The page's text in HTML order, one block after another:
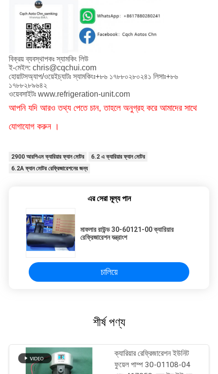
বিক্রয় ব্যবস্থাপকঃ স্যামকিং লিউ
ই-মেইল: chris@cqchui.com
হোয়াটসঅ্যাপ/ওয়েইচ্যাটঃ স্যামকিংঃ+৮৬ ১৭৮৮০২৮০২৪১ লিসাঃ+৮৬
১৭৮৮২৮৯৬৪২
ওয়েবসাইটঃ www.refrigeration-unit.com
আপনি যদি আরও তথ্য পেতে চান, তাহলে অনুগ্রহ করে আমাদের সাথে
যোগাযোগ করুন ।
2900 আরপিএম ক্যারিয়ার ফ্যান মোটর
6.2 এ ক্যারিয়ার ফ্যান মোটর
6.2A ফ্যান মোটর রেফ্রিজারেশনের জন্য
এর সেরা মূল্য পান
মাফলার রাউন্ড 30-60121-00 ক্যারিয়ার
রেফ্রিজারেশন যন্ত্রাংশ
চালিয়ে
শীর্ষ পণ্য
ক্যারিয়ার রেফ্রিজারেশন ইউনিট
ফুয়েল পাম্প 30-01108-04